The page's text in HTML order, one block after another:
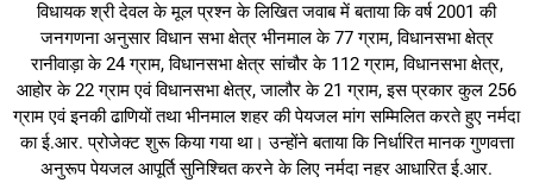
विधायक श्री देवल के मूल प्रश्न के लिखित जवाब में बताया कि वर्ष 2001 की
जनगणना अनुसार विधान सभा क्षेत्र भीनमाल के 77 ग्राम, विधानसभा क्षेत्र
रानीवाड़ा के 24 ग्राम, विधानसभा क्षेत्र सांचौर के 112 ग्राम, विधानसभा क्षेत्र,
आहोर के 22 ग्राम एवं विधानसभा क्षेत्र, जालौर के 21 ग्राम, इस प्रकार कुल 256
ग्राम एवं इनकी ढाणियों तथा भीनमाल शहर की पेयजल मांग सम्मिलित करते हुए नर्मदा
का ई.आर. प्रोजेक्ट शुरू किया गया था। उन्होंने बताया कि निर्धारित मानक गुणवत्ता
अनुरूप पेयजल आपूर्ति सुनिश्चित करने के लिए नर्मदा नहर आधारित ई.आर.